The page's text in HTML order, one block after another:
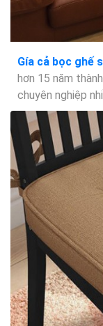
Gía cả bọc ghế
hơn 15 năm
chuyên nghiệp